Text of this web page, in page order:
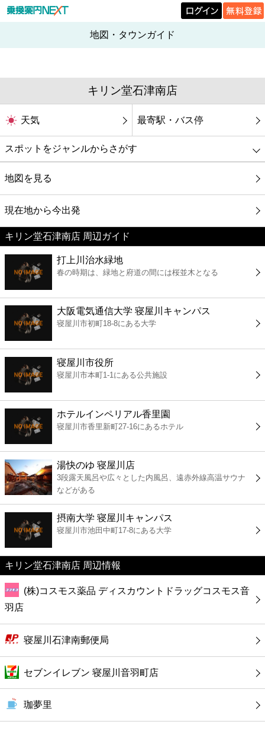
地図・タウンガイド
キリン堂石津南店
天気 最寄駅・バス停
スポットをジャンルからさがす
グルメ
映画
美容
コンビニ
薬局
スーパー
エンタメ
レジャー
書店
ファミレス
カフェ
ショッピング
銀行
病院
地図を見る
現在地から今出発
キリン堂石津南店 周辺ガイド
打上川治水緑地
春の時期は、緑地と府道の間には桜並木となる
大阪電気通信大学 寝屋川キャンパス
寝屋川市初町18-8にある大学
寝屋川市役所
寝屋川市本町1-1にある公共施設
ホテルインペリアル香里園
寝屋川市香里新町27-16にあるホテル
湯快のゆ 寝屋川店
3段露天風呂や広々とした内風呂、遠赤外線高温サウナ
などがある
摂南大学 寝屋川キャンパス
寝屋川市池田中町17-8にある大学
キリン堂石津南店 周辺情報
(株)コスモス薬品 ディスカウントドラッグコスモス音
羽店
寝屋川石津南郵便局
セブンイレブン 寝屋川音羽町店
珈夢里